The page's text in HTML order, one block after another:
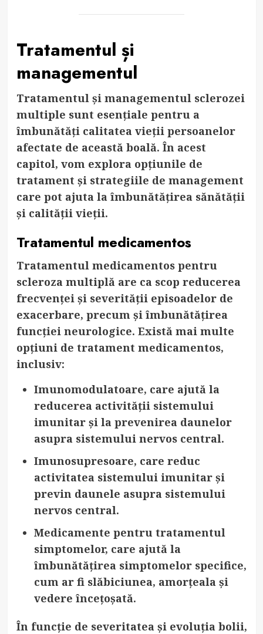
Tratamentul și
managementul
Tratamentul și managementul sclerozei
multiple sunt esențiale pentru a
îmbunătăți calitatea vieții persoanelor
afectate de această boală. În acest
capitol, vom explora opțiunile de
tratament și strategiile de management
care pot ajuta la îmbunătățirea sănătății
și calității vieții.
Tratamentul medicamentos
Tratamentul medicamentos pentru
scleroza multiplă are ca scop reducerea
frecvenței și severității episoadelor de
exacerbare, precum și îmbunătățirea
funcției neurologice. Există mai multe
opțiuni de tratament medicamentos,
inclusiv:
Imunomodulatoare, care ajută la
reducerea activității sistemului
imunitar și la prevenirea daunelor
asupra sistemului nervos central.
Imunosupresoare, care reduc
activitatea sistemului imunitar și
previn daunele asupra sistemului
nervos central.
Medicamente pentru tratamentul
simptomelor, care ajută la
îmbunătățirea simptomelor specifice,
cum ar fi slăbiciunea, amorțeala și
vedere încețoșată.
În funcție de severitatea și evoluția bolii,